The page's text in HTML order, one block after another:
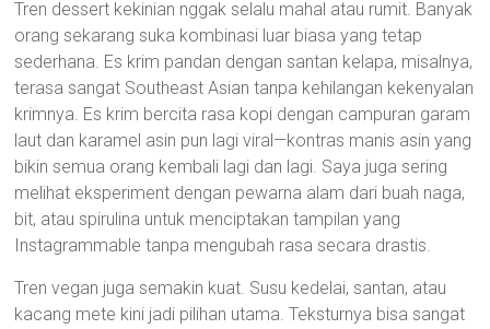
Tren dessert kekinian nggak selalu mahal atau rumit. Banyak
orang sekarang suka kombinasi luar biasa yang tetap
sederhana. Es krim pandan dengan santan kelapa, misalnya,
terasa sangat Southeast Asian tanpa kehilangan kekenyalan
krimnya. Es krim bercita rasa kopi dengan campuran garam
laut dan karamel asin pun lagi viral—kontras manis asin yang
bikin semua orang kembali lagi dan lagi. Saya juga sering
melihat eksperiment dengan pewarna alam dari buah naga,
bit, atau spirulina untuk menciptakan tampilan yang
Instagrammable tanpa mengubah rasa secara drastis.
Tren vegan juga semakin kuat. Susu kedelai, santan, atau
kacang mete kini jadi pilihan utama. Teksturnya bisa sangat